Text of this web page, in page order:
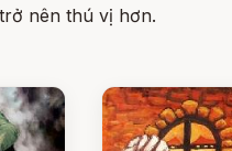
nên thú vị hơn.